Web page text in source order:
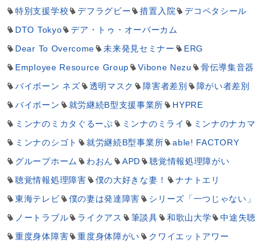
特別支援学校 デフラグビー 措置入院
デコペタシール
DTO Tokyo
デア・トゥ・オーバーカム
Dear To Overcome
未来発見セミナー
ERG
Employee Resource Group
Vibone Nezu
骨伝導集音器
バイボーン ネズ
透明マスク 障害者差別
障がい者差別
バイボーン
就労継続B型支援事業所
HYPRE
ミンナのミカタぐるーぷ
ミンナのミライ
ミンナのナカマ
ミンナのシゴト
就労継続B型事業所
able! FACTORY
グループホーム
わおん APD
聴覚情報処理障がい
聴覚情報処理障害
僕の大好きな妻！
ナナトエリ
東海テレビ
僕の妻は発達障害
シリーズ「一つじゃない」
ノートラブル
ライクアス 筆談具 和歌山大学
中途失聴
重度身体障害
重度身体障がい
クワイエットアワー